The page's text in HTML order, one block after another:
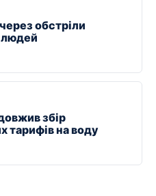
обстріли
збір
тарифів на воду